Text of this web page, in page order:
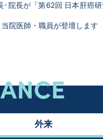
･院長が「第62回 日本肝癌
当院医師・職員が登壇します
外来